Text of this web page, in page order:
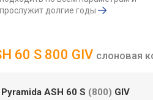
прослужит долгие годы
60 S 800 GIV слоновая
ASH 60 S (800) GIV